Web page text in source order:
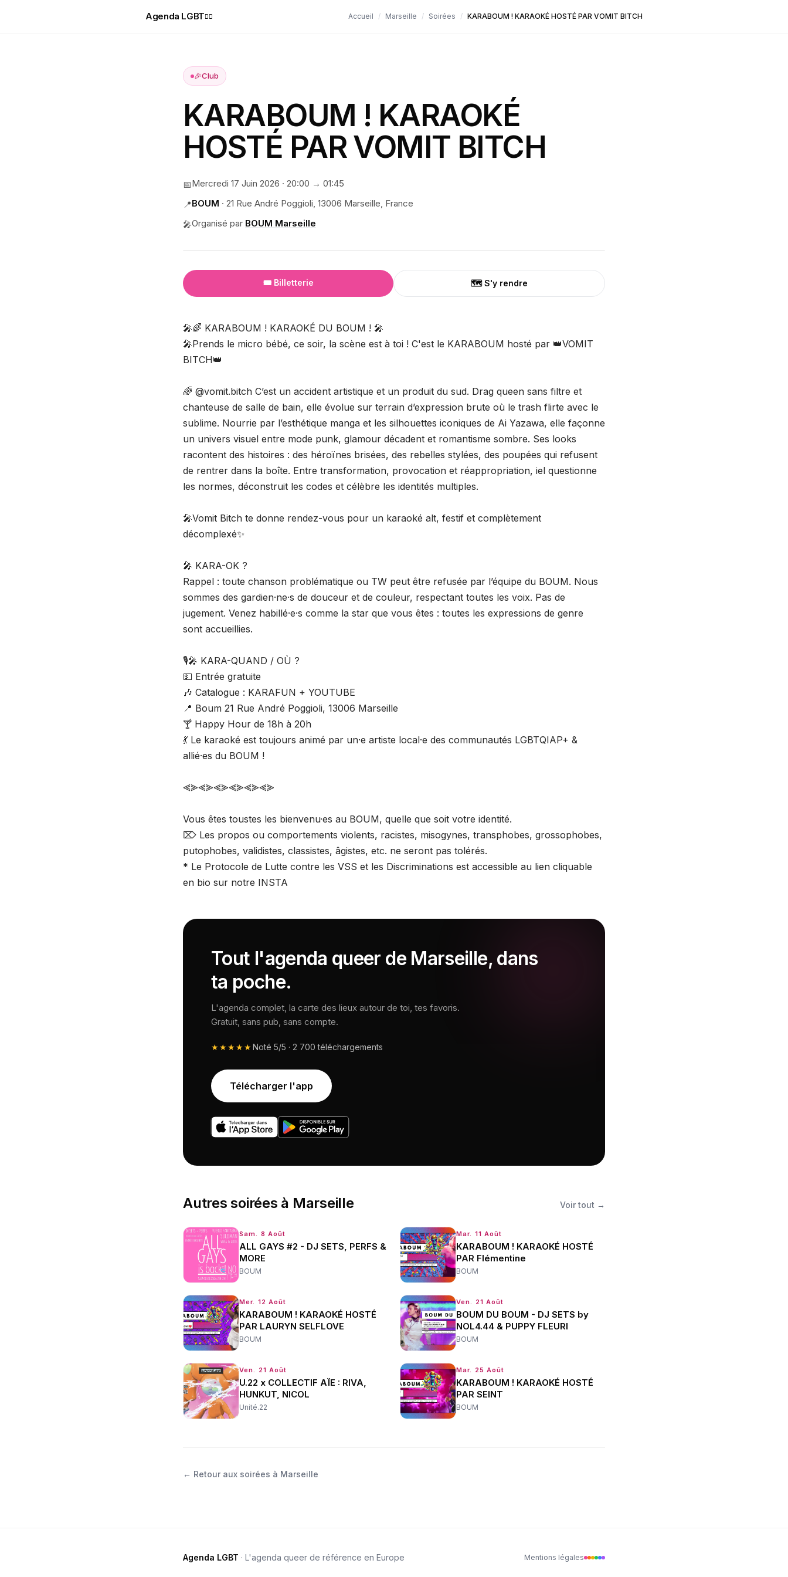
Agenda LGBT🏳️‍🌈 Accueil / Marseille / Soirées / KARABOUM ! KARAOKÉ HOSTÉ PAR VOMIT BITCH
🎉Club
KARABOUM ! KARAOKÉ
HOSTÉ PAR VOMIT BITCH
📅Mercredi 17 Juin 2026 · 20:00 → 01:45
📍BOUM · 21 Rue André Poggioli, 13006 Marseille, France
🎤Organisé par BOUM Marseille
🎟️ Billetterie 🗺️ S'y rendre
🎤🌈 KARABOUM ! KARAOKÉ DU BOUM ! 🎤
🎤Prends le micro bébé, ce soir, la scène est à toi ! C'est le KARABOUM hosté par 👑VOMIT
BITCH👑
🌈 @vomit.bitch C’est un accident artistique et un produit du sud. Drag queen sans filtre et
chanteuse de salle de bain, elle évolue sur terrain d’expression brute où le trash flirte avec le
sublime. Nourrie par l’esthétique manga et les silhouettes iconiques de Ai Yazawa, elle façonne
un univers visuel entre mode punk, glamour décadent et romantisme sombre. Ses looks
racontent des histoires : des héroïnes brisées, des rebelles stylées, des poupées qui refusent
de rentrer dans la boîte. Entre transformation, provocation et réappropriation, iel questionne
les normes, déconstruit les codes et célèbre les identités multiples.
🎤Vomit Bitch te donne rendez-vous pour un karaoké alt, festif et complètement
décomplexé✨
🎤 KARA-OK ?
Rappel : toute chanson problématique ou TW peut être refusée par l’équipe du BOUM. Nous
sommes des gardien·ne·s de douceur et de couleur, respectant toutes les voix. Pas de
jugement. Venez habillé·e·s comme la star que vous êtes : toutes les expressions de genre
sont accueillies.
🎙️🎤 KARA-QUAND / OÙ ?
💵 Entrée gratuite
🎶 Catalogue : KARAFUN + YOUTUBE
📍 Boum 21 Rue André Poggioli, 13006 Marseille
🍸 Happy Hour de 18h à 20h
💃 Le karaoké est toujours animé par un·e artiste local·e des communautés LGBTQIAP+ &
allié·es du BOUM !
⪡⪢⪡⪢⪡⪢⪡⪢⪡⪢⪡⪢
Vous êtes toustes les bienvenu·es au BOUM, quelle que soit votre identité.
⌦ Les propos ou comportements violents, racistes, misogynes, transphobes, grossophobes,
putophobes, validistes, classistes, âgistes, etc. ne seront pas tolérés.
* Le Protocole de Lutte contre les VSS et les Discriminations est accessible au lien cliquable
en bio sur notre INSTA
Tout l'agenda queer de Marseille, dans
ta poche.
L'agenda complet, la carte des lieux autour de toi, tes favoris.
Gratuit, sans pub, sans compte.
★★★★★Noté 5/5 · 2 700 téléchargements
Télécharger l'app
Autressoirées à Marseille Voir tout →
Sam. 8 Août
ALL GAYS #2 - DJ SETS, PERFS &
MORE
BOUM
Mar. 11 Août
KARABOUM ! KARAOKÉ HOSTÉ
PAR Flémentine
BOUM
Mer. 12 Août
KARABOUM ! KARAOKÉ HOSTÉ
PAR LAURYN SELFLOVE
BOUM
Ven. 21 Août
BOUM DU BOUM - DJ SETS by
NOL4.44 & PUPPY FLEURI
BOUM
Ven. 21 Août
U.22 x COLLECTIF AÏE : RIVA,
HUNKUT, NICOL
Unité.22
Mar. 25 Août
KARABOUM ! KARAOKÉ HOSTÉ
PAR SEINT
BOUM
← Retour aux soirées à Marseille
Agenda LGBT · L'agenda queer de référence en Europe Mentions légales